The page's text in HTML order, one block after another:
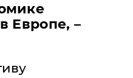
Европе, –